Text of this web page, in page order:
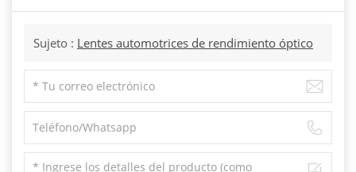
Sujeto : Lentes automotrices de rendimiento óptico